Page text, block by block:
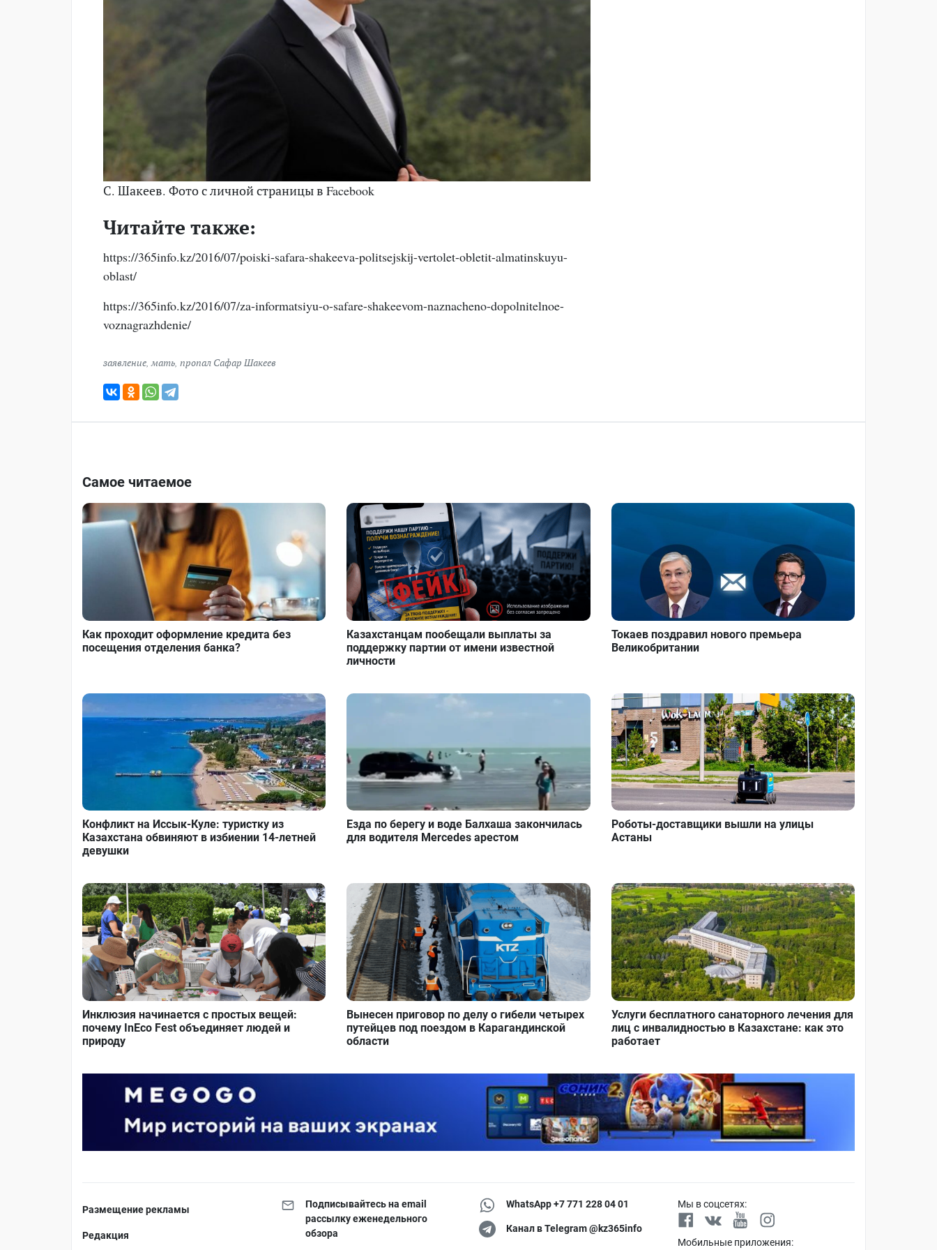
С. Шакеев. Фото с личной страницы в Facebook
Читайте также:
https://365info.kz/2016/07/poiski-safara-shakeeva-politsejskij-vertolet-obletit-almatinskuyu-
oblast/
https://365info.kz/2016/07/za-informatsiyu-o-safare-shakeevom-naznacheno-dopolnitelnoe-
voznagrazhdenie/
заявление,мать, пропал Сафар Шакеев
Самое читаемое
Как проходит оформление кредита без
посещения отделения банка?
Казахстанцам пообещали выплаты за
поддержку партии от имени известной
личности
Токаев поздравил нового премьера
Великобритании
Конфликт на Иссык-Куле: туристку из
Казахстана обвиняют в избиении 14-летней
девушки
Езда по берегу и воде Балхаша закончилась
для водителя Mercedes арестом
Роботы-доставщики вышли на улицы
Астаны
Инклюзия начинается с простых вещей:
почему InEco Fest объединяет людей и
природу
Вынесен приговор по делу о гибели четырех
путейцев под поездом в Карагандинской
области
Услуги бесплатного санаторного лечения для
лиц с инвалидностью в Казахстане: как это
работает
Размещение рекламы
Редакция
Подписывайтесь на email
рассылку еженедельного
обзора
WhatsApp +7 771 228 04 01
Канал в Telegram @kz365info
Мы в соцсетях:
Мобильные приложения: